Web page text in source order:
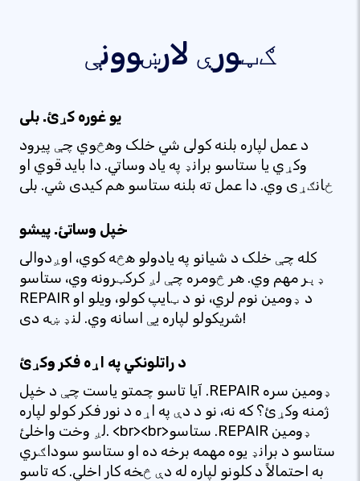
ګټورې لارښوونې
یو غوره کړئ. بلی
د عمل لپاره بلنه کولی شي خلک وهڅوي چې پیرود
وکړي یا ستاسو برانډ په یاد وساتي. دا باید قوي او
ځانګړی وي. دا عمل ته بلنه ستاسو هم کیدی شي. بلی
خپل وساتئ. پیشو
کله چې خلک د شیانو په یادولو هڅه کوي، اوږدوالی
ډېر مهم وي. هر څومره چې لږ کرکټرونه وي، ستاسو
REPAIR د ډومین نوم لري، نو د ټایپ کولو، ویلو او
شریکولو لپاره یې اسانه وي. لنډ ښه دی!
د راتلونکي په اړه فکر وکړئ
آیا تاسو چمتو یاست چې د خپل .REPAIR ډومین سره
ژمنه وکړئ؟ که نه، نو د دې په اړه د نور فکر کولو لپاره
لږ وخت واخلئ. <br><br>ستاسو .REPAIR ډومین
ستاسو د برانډ یوه مهمه برخه ده او ستاسو سوداګري
به احتمالاً د کلونو لپاره له دې څخه کار اخلي. که تاسو